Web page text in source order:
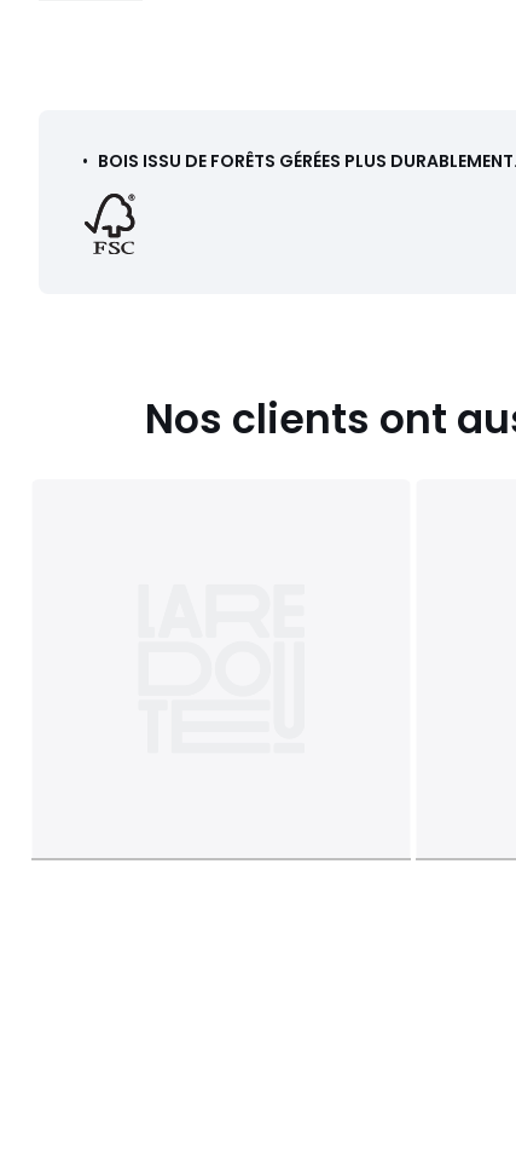
• BOIS ISSU DE FORÊTS GÉRÉES PLUS DURABLEMENT.
Nos clients ont